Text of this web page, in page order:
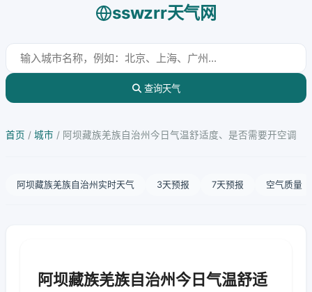
sswzrr天气网
查询天气
首页 / 城市 / 阿坝藏族羌族自治州今日气温舒适度、是否需要开空调
阿坝藏族羌族自治州实时天气 3天预报 7天预报 空气质量
阿坝藏族羌族自治州今日气温舒适